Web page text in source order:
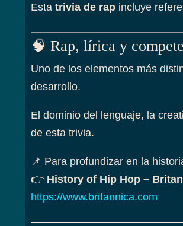
Esta trivia de rapincluye
🧠 Rap, lírica y
Uno de los elementos más
desarrollo.
El dominio del lenguaje, la
de esta trivia.
📌 Para profundizar en la
👉 History of Hip Hop –
https://www.britannica.com